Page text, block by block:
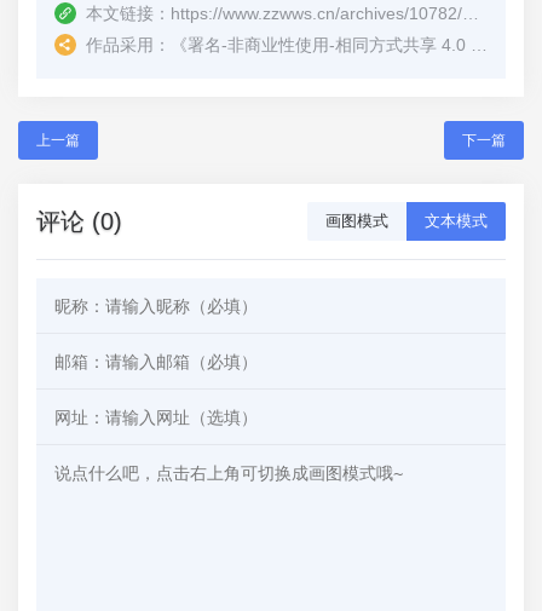
本文链接：
作品采用：
《署名-非商业性使用-相同方式共享 4.0 国际 (CC BY-NC-SA 4.0)
上一篇 下一篇
评论 (0) 画图模式 文本模式